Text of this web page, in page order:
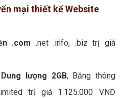
mại thiết kế Website
.com .net .info, .biz trị giá
Dung lượng 2GB, Băng thông
trị giá 1.125.000 VNĐ